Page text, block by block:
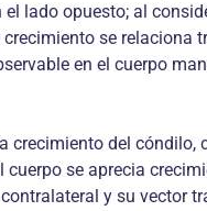
lado opuesto; al
se relaciona
en el cuerpo
del
se aprecia
y su vector